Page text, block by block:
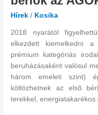
Hírek / Kosika
2018 nyarától
elkezdett kiemelkedni
prémium kategóriás
beruházásaként valósul
három emeleti szint)
költözhetnek az első
terekkel,
bérlők
az
irodaházba